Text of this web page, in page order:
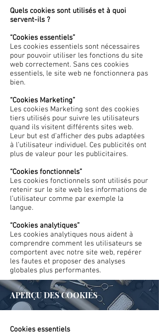
Quels cookies sont utilisés et à quoi
servent-ils ?
“Cookies essentiels”
Les cookies essentiels sont nécessaires
pour pouvoir utiliser les fonctions du site
web correctement. Sans ces cookies
essentiels, le site web ne fonctionnera pas
bien.
“Cookies Marketing”
Les cookies Marketing sont des cookies
tiers utilisés pour suivre les utilisateurs
quand ils visitent différents sites web.
Leur but est d’afficher des pubs adaptées
à l’utilisateur individuel. Ces publicités ont
plus de valeur pour les publicitaires.
“Cookies fonctionnels”
Les cookies fonctionnels sont utilisés pour
retenir sur le site web les informations de
l’utilisateur comme par exemple la
langue.
“Cookies analytiques”
Les cookies analytiques nous aident à
comprendre comment les utilisateurs se
comportent avec notre site web, repérer
les fautes et proposer des analyses
globales plus performantes.
APERÇU DES COOKIES
Cookies essentiels